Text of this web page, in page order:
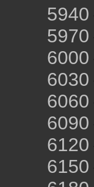
5940
5970
6000
6030
6060
6090
6120
6150